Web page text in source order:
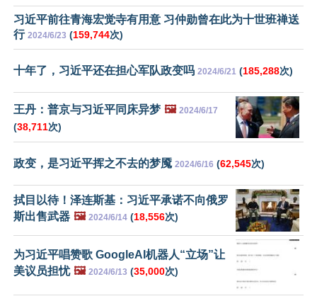
习近平前往青海宏觉寺有用意 习仲勋曾在此为十世班禅送
行 2024/6/23 (159,744次)
十年了，习近平还在担心军队政变吗 2024/6/21 (185,288次)
王丹：普京与习近平同床异梦 🖼️ 2024/6/17
(38,711次)
政变，是习近平挥之不去的梦魇 2024/6/16 (62,545次)
拭目以待！泽连斯基：习近平承诺不向俄罗
斯出售武器 🖼️ 2024/6/14 (18,556次)
为习近平唱赞歌 GoogleAI机器人“立场”让
美议员担忧 🖼️ 2024/6/13 (35,000次)